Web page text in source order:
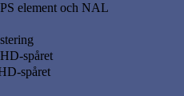
element och NAL
spåret
spåret